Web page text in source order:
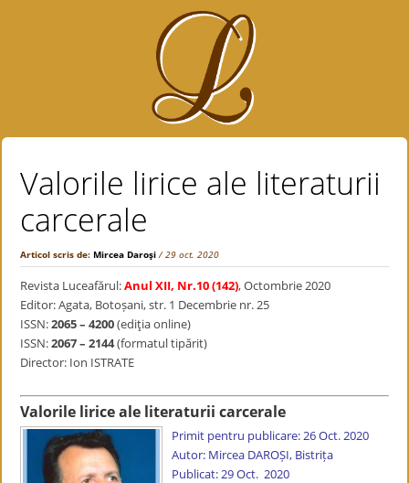
Valorile lirice ale literaturii
carcerale
Articol scris de:Mircea Daroşi / 29 oct. 2020
Revista Luceafărul:Anul XII, Nr.10 (142), Octombrie 2020
Editor: Agata, Botoșani, str. 1 Decembrie nr. 25
ISSN:2065 – 4200(ediţia online)
ISSN:2067 – 2144(formatul tipărit)
Director: Ion ISTRATE
Valorile lirice ale literaturii carcerale
Primit pentru publicare: 26 Oct. 2020
Autor: Mircea DAROȘI, Bistrița
Publicat: 29 Oct. 2020